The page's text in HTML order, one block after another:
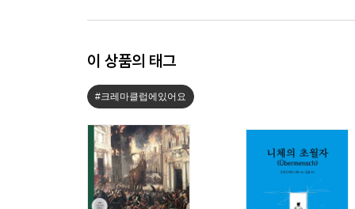
이 상품의 태그
#크레마클럽에있어요